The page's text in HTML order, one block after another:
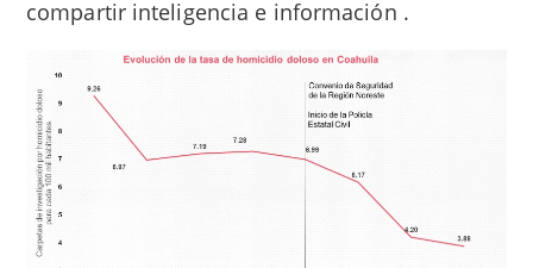
compartir inteligencia e información .